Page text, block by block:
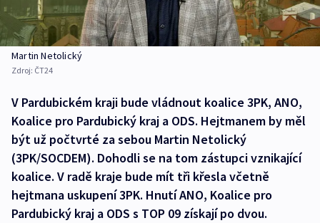
Martin Netolický
Zdroj: ČT24
V Pardubickém kraji bude vládnout koalice 3PK, ANO,
Koalice pro Pardubický kraj a ODS. Hejtmanem by měl
být už počtvrté za sebou Martin Netolický
(3PK/SOCDEM). Dohodli se na tom zástupci vznikající
koalice. V radě kraje bude mít tři křesla včetně
hejtmana uskupení 3PK. Hnutí ANO, Koalice pro
Pardubický kraj a ODS s TOP 09 získají po dvou.